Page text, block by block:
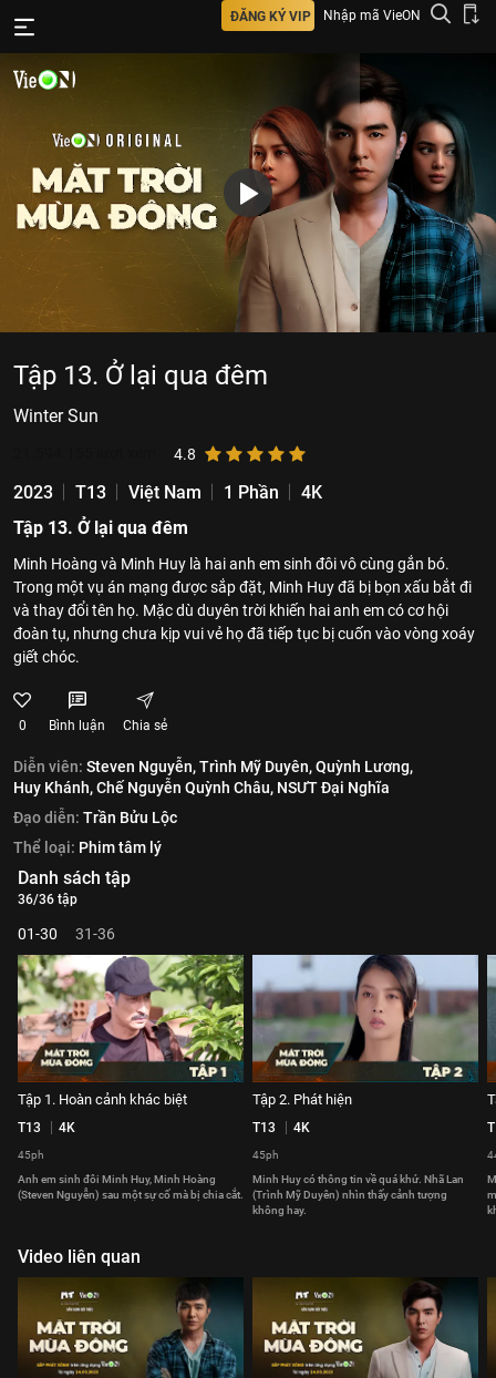
ĐĂNG KÝ VIP Nhập mã VieON
Tập 13. Ở lại qua đêm
Winter Sun
4.8
2023 T13 Việt Nam 1 Phần
4K
Tập 13. Ở lại qua đêm
Minh Hoàng và Minh Huy là hai anh em sinh đôi vô cùng gắn bó.
Trong một vụ án mạng được sắp đặt, Minh Huy đã bị bọn xấu bắt đi
và thay đổi tên họ. Mặc dù duyên trời khiến hai anh em có cơ hội
đoàn tụ, nhưng chưa kịp vui vẻ họ đã tiếp tục bị cuốn vào vòng xoáy
giết chóc.
0 Bình luận Chia sẻ
Diễn viên: Steven Nguyễn,Trình Mỹ Duyên,Quỳnh Lương,
Huy Khánh,Chế Nguyễn Quỳnh Châu, NSƯT Đại Nghĩa
Đạo diễn: Trần Bửu Lộc
Thể loại: Phim tâm lý
Danh sách tập
36/36 tập
01-30 31-36
Tập 1. Hoàn cảnh khác biệt
T13 4K
45ph
Anh em sinh đôi Minh Huy, Minh Hoàng
(Steven Nguyễn) sau một sự cố mà bị chia cắt.
Tập 2. Phát hiện
T13 4K
45ph
Minh Huy có thông tin về quá khứ. Nhã Lan
(Trình Mỹ Duyên) nhìn thấy cảnh tượng
không hay.
Video liên quan